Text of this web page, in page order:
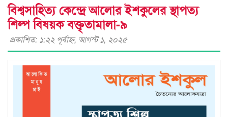
বিশ্বসাহিত্য কেন্দ্রে আলোর ইশকুলের স্থাপত্য
শিল্প বিষয়ক বক্তৃতামালা-৯
প্রকাশিত: ১:২২ পূর্বাহ্ণ, আগস্ট ১, ২০২৫